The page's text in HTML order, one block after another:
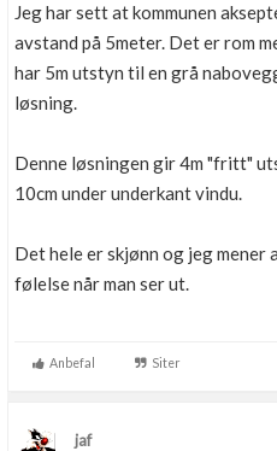
Jeg har sett at kommunen
avstand på 5meter. Det er rom
har 5m utstyn til en grå
løsning.
Denne løsningen gir 4m "fritt"
10cm under underkant vindu.
Det hele er skjønn og jeg
følelse når man ser ut.
Anbefal Siter
jaf